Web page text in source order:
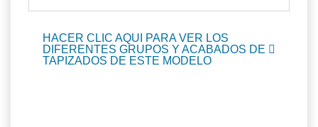
HACER CLIC AQUI PARA VER LOS
DIFERENTES GRUPOS Y ACABADOS DE
TAPIZADOS DE ESTE MODELO